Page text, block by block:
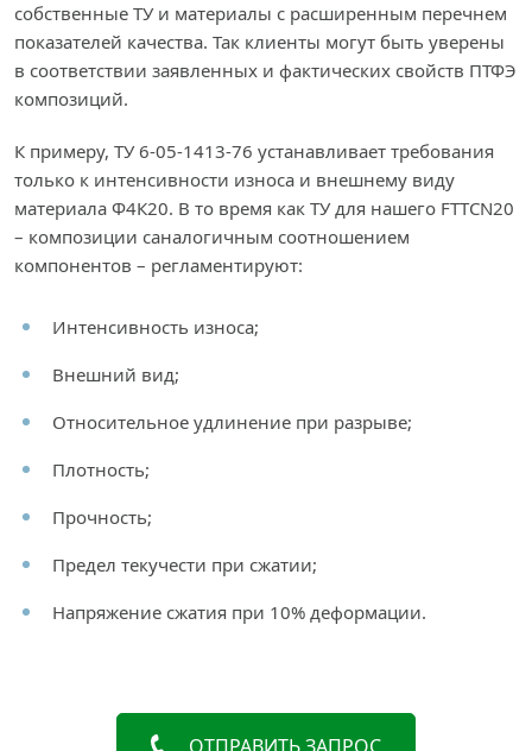
собственные ТУ и материалы с расширенным перечнем
показателей качества. Так клиенты могут быть уверены
в соответствии заявленных и фактических свойств ПТФЭ
композиций.
К примеру, ТУ 6-05-1413-76 устанавливает требования
только к интенсивности износа и внешнему виду
материала Ф4К20. В то время как ТУ для нашего FTTCN20
– композиции cаналогичным соотношением
компонентов – регламентируют:
Интенсивность износа;
Внешний вид;
Относительное удлинение при разрыве;
Плотность;
Прочность;
Предел текучести при сжатии;
Напряжение сжатия при 10% деформации.